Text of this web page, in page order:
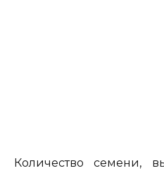
Количество семени,